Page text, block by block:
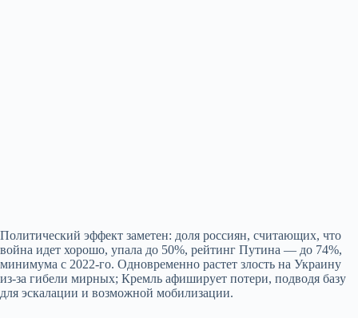
Политический эффект заметен: доля россиян, считающих, что
война идет хорошо, упала до 50%, рейтинг Путина — до 74%,
минимума с 2022‑го. Одновременно растет злость на Украину
из‑за гибели мирных; Кремль афиширует потери, подводя базу
для эскалации и возможной мобилизации.